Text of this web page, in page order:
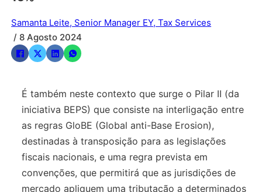
Samanta Leite, Senior Manager EY, Tax Services
/ 8 Agosto 2024
É também neste contexto que surge o Pilar II (da
iniciativa BEPS) que consiste na interligação entre
as regras GloBE (Global anti-Base Erosion),
destinadas à transposição para as legislações
fiscais nacionais, e uma regra prevista em
convenções, que permitirá que as jurisdições de
mercado apliquem uma tributação a determinados